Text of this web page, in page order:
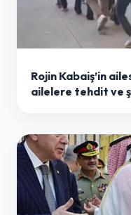
Rojin Kabaiş’in
ailelere tehdit ve